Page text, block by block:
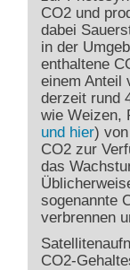
CO2und
dabei
in der
enthaltene
einem Anteil
derzeit rund
wie Weizen,
und hier)
CO2zur
das
sogenannte
verbrennen
CO2-